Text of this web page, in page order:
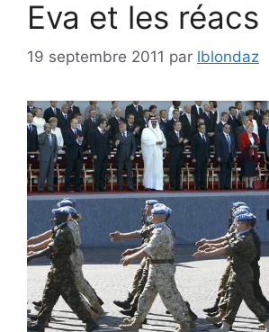
Eva et les réacs
19 septembre 2011 par lblondaz